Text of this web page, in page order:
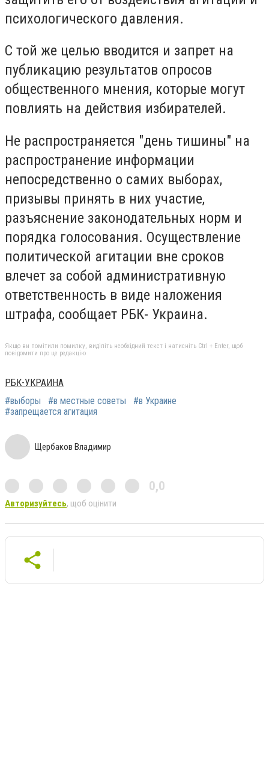
психологического давления.
С той же целью вводится и запрет на
публикацию результатов опросов
общественного мнения, которые могут
повлиять на действия избирателей.
Не распространяется "день тишины" на
распространение информации
непосредственно о самих выборах,
призывы принять в них участие,
разъяснение законодательных норм и
порядка голосования. Осуществление
политической агитации вне сроков
влечет за собой административную
ответственность в виде наложения
штрафа, сообщает РБК- Украина.
Якщо ви помітили помилку, виділіть необхідний текст і натисніть Ctrl + Enter, щоб
повідомити про це редакцію
РБК-УКРАИНА
#выборы
#в местные советы
#в Украине
#запрещается агитация
Щербаков Владимир
0,0
Авторизуйтесь, щоб оцінити